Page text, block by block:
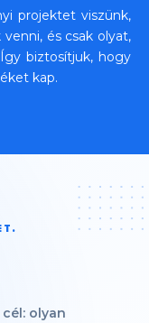
projektet viszünk,
és csak olyat,
biztosítjuk, hogy
kap.
olyan